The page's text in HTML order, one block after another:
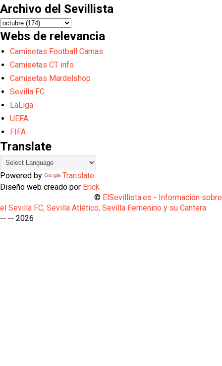
Archivo del Sevillista
Webs de relevancia
Camisetas Football Camas
Camisetas CT info
Camisetas Mardelshop
Sevilla FC
LaLiga
UEFA
FIFA
Translate
Powered by
Translate
Diseño web creado por Erick
© ElSevillista.es - Información sobre
el Sevilla FC, Sevilla Atlético, Sevilla Femenino y su Cantera
-- -- 2026